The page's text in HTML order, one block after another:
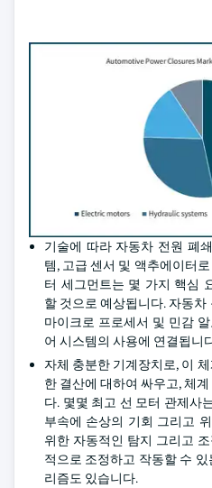
기술에 따라 자동차 전원 폐
템, 고급 센서 및 액추에이터
터 세그먼트는 몇 가지 핵심
할 것으로 예상됩니다. 자동
마이크로 프로세서 및 민감
어 시스템의 사용에 연결됩니
자체 충분한 기계장치로, 이
한 결산에 대하여 싸우고, 체
다. 몇몇 최고 선 모터 관제사
부속에 손상의 기회 그리고
위한 자동적인 탐지 그리고
적으로 조정하고 작동할 수
리즘도 있습니다.